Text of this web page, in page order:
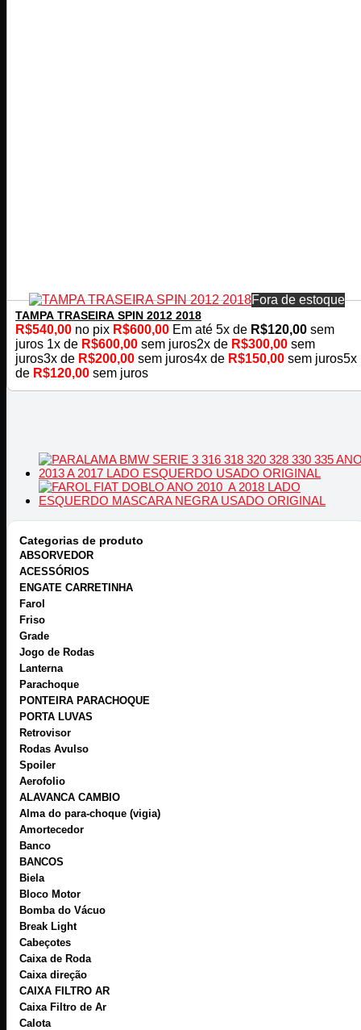
Fora de estoque
TAMPA TRASEIRA SPIN 2012 2018
R$540,00 no pix R$600,00 Em até 5x de R$120,00 sem
juros 1x de R$600,00 sem juros2x de R$300,00 sem
juros3x de R$200,00 sem juros4x de R$150,00 sem juros5x
de R$120,00 sem juros
Categorias de produto
ABSORVEDOR
ACESSÓRIOS
ENGATE CARRETINHA
Farol
Friso
Grade
Jogo de Rodas
Lanterna
Parachoque
PONTEIRA PARACHOQUE
PORTA LUVAS
Retrovisor
Rodas Avulso
Spoiler
Aerofolio
ALAVANCA CAMBIO
Alma do para-choque (vigia)
Amortecedor
Banco
BANCOS
Biela
Bloco Motor
Bomba do Vácuo
Break Light
Cabeçotes
Caixa de Roda
Caixa direção
CAIXA FILTRO AR
Caixa Filtro de Ar
Calota